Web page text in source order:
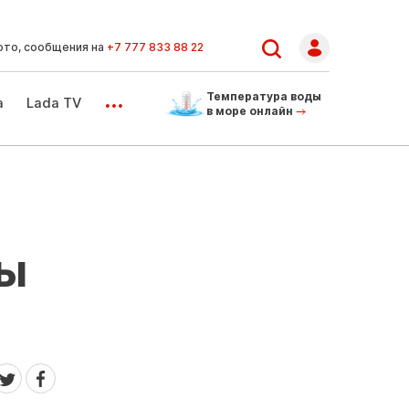
сообщения на +7 777 833 88 22
Lada TV ...
Температура воды
в море онлайн